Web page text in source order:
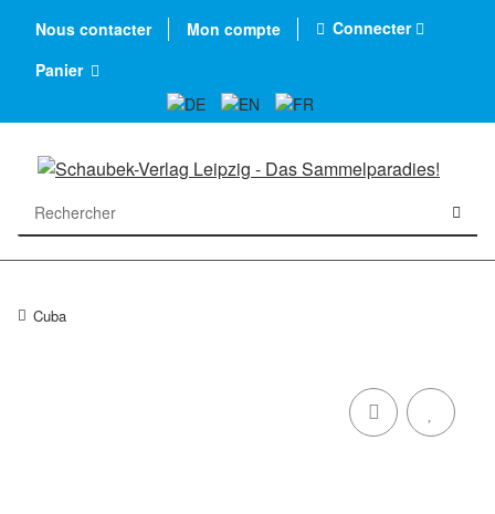
Nous contacter Mon compte
Connecter
Panier
Cuba